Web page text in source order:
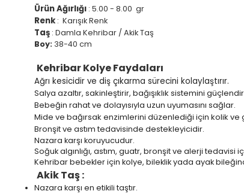
Ürün Ağırlığı : 5.00 - 8.00 gr
Renk : Karışık Renk
Taş : Damla Kehribar / Akik Taş
Boy: 38-40 cm
Kehribar Kolye Faydaları
Ağrı kesicidir ve diş çıkarma sürecini kolaylaştırır.
Salya azaltır, sakinleştirir, bağışıklık sistemini
Bebeğin rahat ve dolayısıyla uzun uyumasını sağlar.
Mide ve bağırsak enzimlerini düzenlediği için kolik ve
Bronşit ve astım tedavisinde destekleyicidir.
Nazara karşı koruyucudur.
Soğuk algınlığı, astım, guatr, bronşit ve alerji
Kehribar bebekler için kolye, bileklik yada ayak
Akik Taş :
Nazara karşı en etikili taştır.